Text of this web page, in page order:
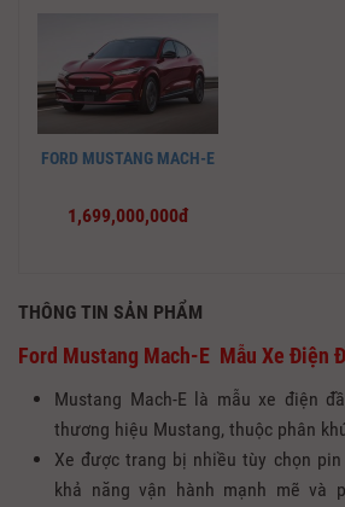
FORD MUSTANG MACH-E
1,699,000,000đ
THÔNG TIN SẢN PHẨM
Ford Mustang Mach-E Mẫu Xe Điện
Mustang Mach-E là mẫu xe điện
thương hiệu Mustang, thuộc phân
Xe được trang bị nhiều tùy chọn
khả năng vận hành mạnh mẽ và